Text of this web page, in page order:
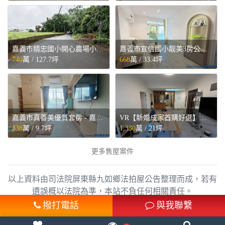
撥打電話 與我聯繫
嘉義市精忠國小開心農場小筆農地 - 嘉義市東區售屋
740萬 / 127.7坪
嘉義市宣信國小靓美3房公寓 - 嘉義市東區售屋
668萬 / 33.4坪
嘉義市真善美優質套房 - 嘉義市西區售屋
338萬 / 9.7坪
VR【新婚成家首購好選】四號公園暖心2房◕‿◕寓見忠杏 - 新北市中和區售屋
1,330萬 /21坪
更多售屋案件
以上資料由司法院屏東縣九如鄉法拍屋公告整理而成，若有
遺誤概以法院為準，本站不負任何相關責任。